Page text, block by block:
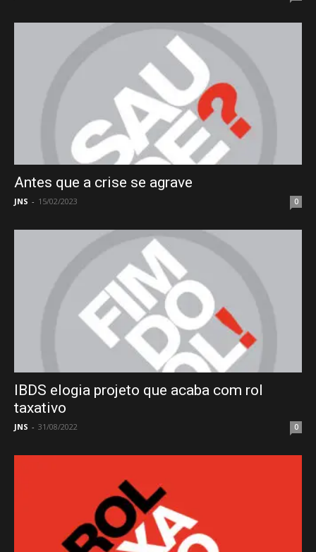
Antes que a crise se agrave
JNS - 15/02/2023 0
IBDS elogia projeto que acaba com rol
taxativo
JNS - 31/08/2022 0